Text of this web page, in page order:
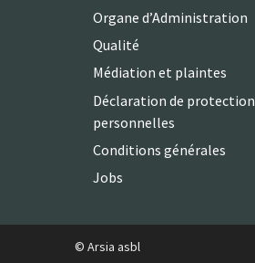
Organe d’Administration
Qualité
Médiation et plaintes
Déclaration de protection
personnelles
Conditions générales
Jobs
© Arsia asbl